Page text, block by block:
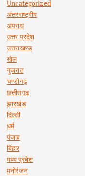
Uncategorized
अंतरराष्ट्रीय
अपराध
उत्तर प्रदेश
उत्तराखण्ड
खेल
गुजरात
चण्डीगढ़
छत्तीसगढ़
झारखंड
दिल्ली
धर्म
पंजाब
बिहार
मध्य प्रदेश
मनोरंजन